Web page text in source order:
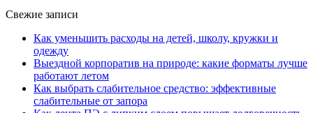
Свежие записи
Как уменьшить расходы на детей, школу, кружки и
одежду
Выездной корпоратив на природе: какие форматы лучше
работают летом
Как выбрать слабительное средство: эффективные
слабительные от запора